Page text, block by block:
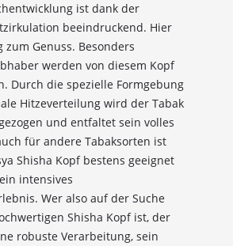
ist dank der
beeindruckend. Hier
Genuss. Besonders
werden von diesem Kopf
Durch die spezielle Formgebung
Hitzeverteilung wird der Tabak
und entfaltet sein volles
für andere Tabaksorten ist
Shisha Kopf bestens geeignet
intensives
Wer also auf der Suche
Shisha Kopf ist, der
robuste Verarbeitung, sein
Rabatt
Bestellung
Rabatt* auf deine Bestellung
Rabattcode und spare bei
Bestellung in unserem Online-Shop.
Auswahl an hochwertigen
Tabaksorten und Zubehör – alles,
Shisha-Erlebnis brauchst!